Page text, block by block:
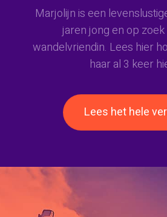
Marjolijn is een
jaren jong en op
wandelvriendin. Lees hier
haar al 3 keer
Lees het hele